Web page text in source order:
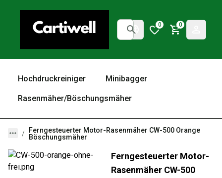
0 0
Hochdruckreiniger Minibagger
Rasenmäher/Böschungsmäher
Ferngesteuerter Motor-Rasenmäher CW-500 Orange
Böschungsmäher
Ferngesteuerter Motor-
Rasenmäher CW-500